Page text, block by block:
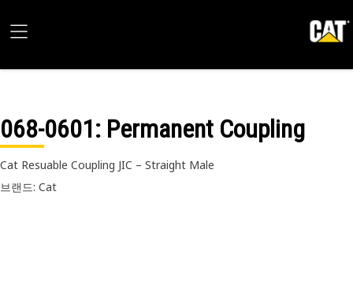
068-0601: Permanent Coupling
Cat Resuable Coupling JIC – Straight Male
브랜드: Cat